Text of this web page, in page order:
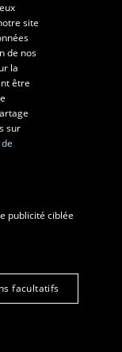
de design
de développement
réservés
site
de nos
la
être
sur
publicité ciblée
facultatifs